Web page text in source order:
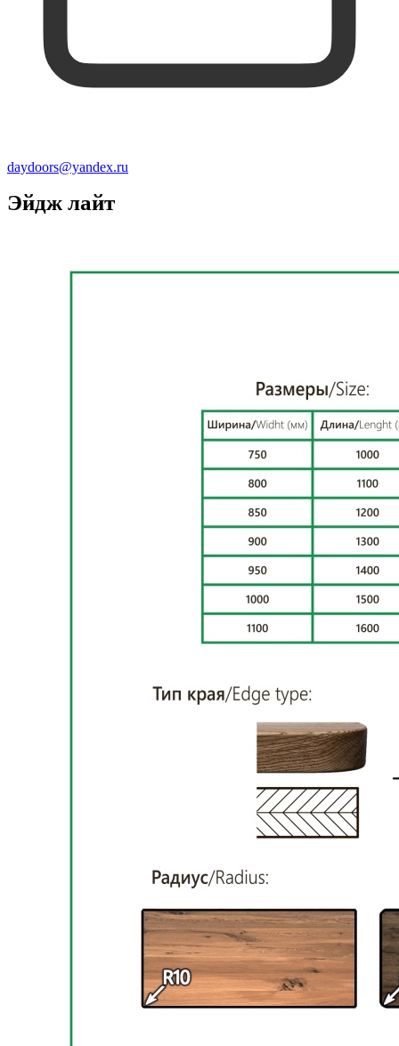
daydoors@yandex.ru
Эйдж лайт